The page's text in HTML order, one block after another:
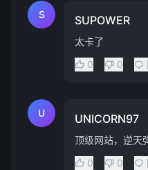
S SUPOWER
太卡了
0
0
U UNICORN97
顶级网站，逆天
0
0